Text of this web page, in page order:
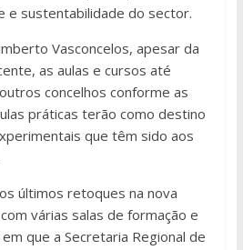
e sustentabilidade do sector.
Vasconcelos, apesar da
as aulas e cursos até
concelhos conforme as
práticas terão como destino
que têm sido aos
últimos retoques na nova
várias salas de formação e
que a Secretaria Regional de